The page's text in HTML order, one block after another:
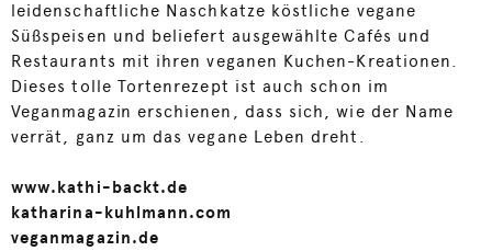
leidenschaftliche Naschkatze köstliche vegane
Süßspeisen und beliefert ausgewählte Cafés und
Restaurants mit ihren veganen Kuchen-Kreationen.
Dieses tolle Tortenrezept ist auch schon im
Veganmagazin erschienen, dass sich, wie der Name
verrät, ganz um das vegane Leben dreht.
www.kathi-backt.de
katharina-kuhlmann.com
veganmagazin.de